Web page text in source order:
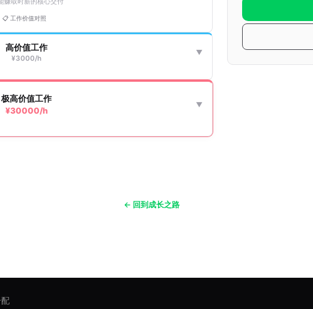
📋 工作价值对照
高价值工作
¥3000/h
▼
极高价值工作
¥30000/h
▼
← 回到成长之路